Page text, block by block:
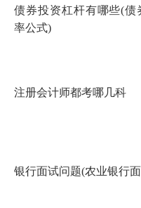
债券投资杠杆有哪些(债
率公式)
注册会计师都考哪几科
银行面试问题(农业银行